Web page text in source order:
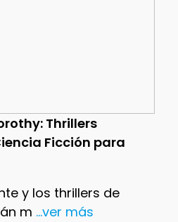
Thrillers
Ficción para
y los thrillers de
m ...ver más